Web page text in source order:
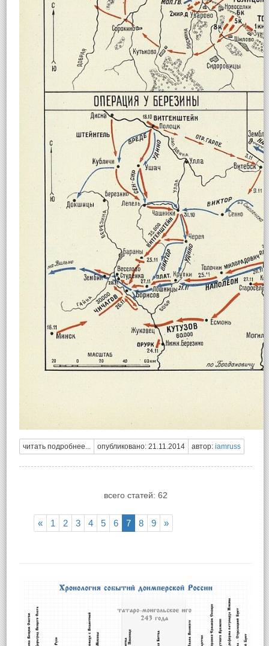
читать подробнее... опубликовано: 21.11.2014 автор: iamruss
всего статей: 62
« 1 2 3 4 5 6 7 8 9 »